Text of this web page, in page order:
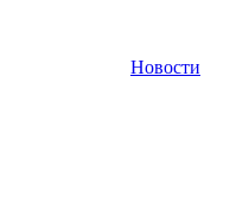
Новости